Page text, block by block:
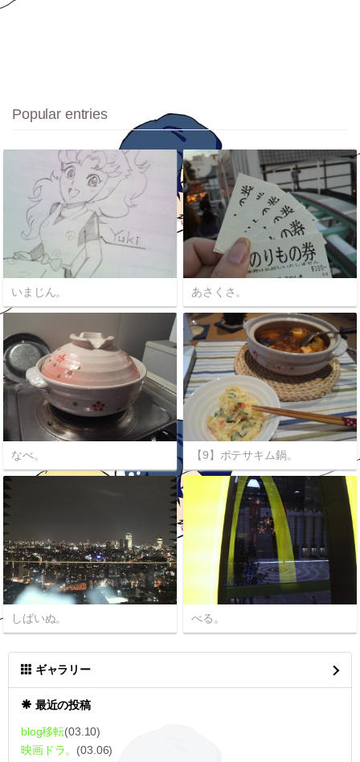
Popular entries
いまじん。 あさくさ。
なべ。 【9】ポテサキム鍋。
しばいぬ。 べる。
ギャラリー
最近の投稿
blog移転(03.10)
映画ドラ。 (03.06)